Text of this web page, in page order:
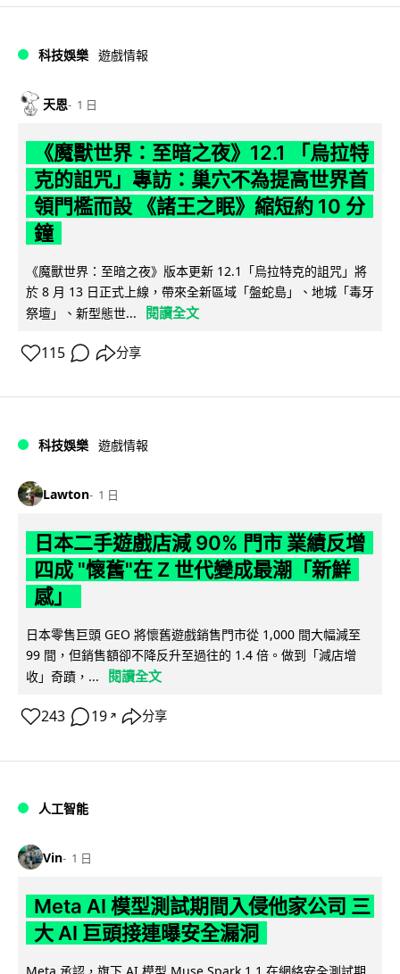
科技娛樂 遊戲情報
天恩 1 日
《魔獸世界：至暗之夜》12.1 「烏拉特
克的詛咒」專訪：巢穴不為提高世界首
領門檻而設 《諸王之眠》縮短約 10 分
鐘
《魔獸世界：至暗之夜》版本更新 12.1「烏拉特克的詛咒」將
於 8 月 13 日正式上線，帶來全新區域「盤蛇島」、地城「毒牙
祭壇」、新型態世...
閱讀全文
115 分享
科技娛樂 遊戲情報
Lawton 1 日
日本二手遊戲店減 90% 門市 業績反增
四成 "懷舊"在 Z 世代變成最潮「新鮮
感」
日本零售巨頭 GEO 將懷舊遊戲銷售門市從 1,000 間大幅減至
99 間，但銷售額卻不降反升至過往的 1.4 倍。做到「減店增
收」奇蹟，...
閱讀全文
243 19 ↗ 分享
人工智能
Vin 1 日
Meta AI 模型測試期間入侵他家公司 三
大 AI 巨頭接連曝安全漏洞